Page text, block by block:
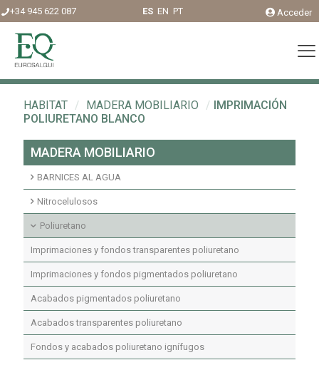
+34 945 622 087 ES EN PT Acceder
HABITAT / MADERA MOBILIARIO /
IMPRIMACIÓN
POLIURETANO BLANCO
MADERA MOBILIARIO
BARNICES AL AGUA
Acabados agua interior
Fondos agua interior
Nitrocelulosos
Fondos Nitrocelulosos
Acabados nitrocelulosos
Poliuretano
Imprimaciones y fondos transparentes poliuretano
Imprimaciones y fondos pigmentados poliuretano
Acabados pigmentados poliuretano
Acabados transparentes poliuretano
Fondos y acabados poliuretano ignífugos